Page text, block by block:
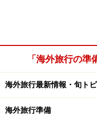
「海外旅行の
海外旅行最新情報・旬ト
海外旅行準備